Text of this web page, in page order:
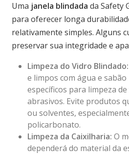
Uma janela blindada da Safety
para oferecer longa
relativamente simples. Alguns
preservar sua integridade e
Limpeza do Vidro Blindado:
e limpos com água e
específicos para limpeza
abrasivos. Evite produtos
ou solventes,
policarbonato.
Limpeza da Caixilharia: O
dependerá do material da